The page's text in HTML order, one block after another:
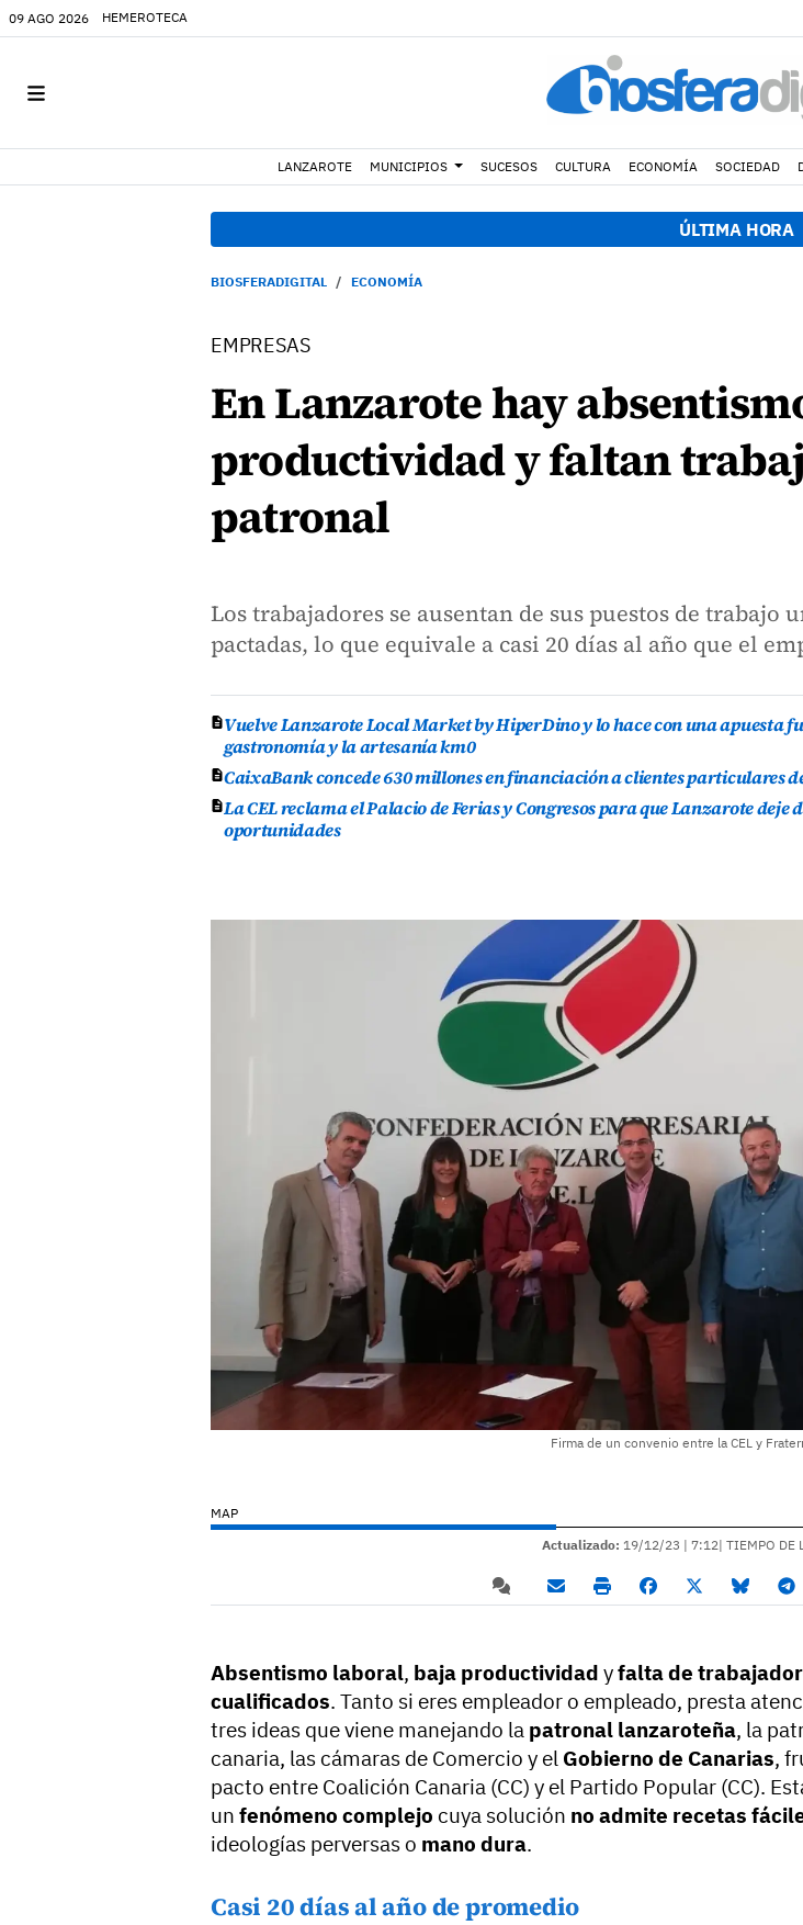
09 AGO 2026 HEMEROTECA
LANZAROTE MUNICIPIOS SUCESOS CULTURA ECONOMÍA SOCIEDAD
ÚLTIMA HORA
BIOSFERADIGITAL ECONOMÍA
EMPRESAS
En Lanzarote hay
productividad y faltan
patronal
Los trabajadores se ausentan de sus puestos de
pactadas, lo que equivale a casi 20 días al año que el
Vuelve Lanzarote Local Market by HiperDino y lo hace con una apuesta
gastronomía y la artesanía km0
CaixaBank concede 630 millones en financiación a clientes particulares
La CEL reclama el Palacio de Ferias y Congresos para que Lanzarote deje
oportunidades
Firma de un convenio entre la CEL y
MAP
Actualizado: 19/12/23 | 7:12| TIEMPO DE
Absentismo laboral, baja productividad yfalta de
cualificados. Tanto si eres empleador o empleado, presta
tres ideas que viene manejando la patronal lanzaroteña, la
canaria, las cámaras de Comercio y el Gobierno de Canarias,
pacto entre Coalición Canaria (CC) y el Partido Popular (CC).
un fenómeno complejo cuya solución no admite recetas
ideologías perversas o mano dura.
Casi 20 días al año de promedio